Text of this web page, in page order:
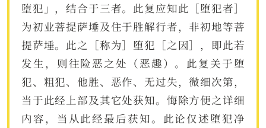
堕犯」，结合于三者。此复应知此［堕犯者］
为初业菩提萨埵及住于胜解行者，非初地等菩
提萨埵。此之［称为］堕犯［之因］，即此若
发生，则往险恶之处（恶趣）。此复关于堕
犯、粗犯、他胜、恶作、无过失，微细次第，
当于此经上部及其它处获知。悔除方便之详细
内容，当从此经最后获知。此论仅述堕犯净